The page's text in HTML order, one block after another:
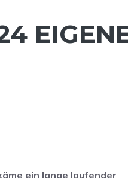
ein lange laufender